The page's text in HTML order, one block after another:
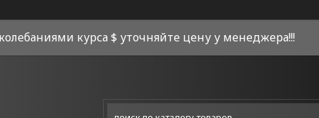
курса $ уточняйте цену у менеджера!!!